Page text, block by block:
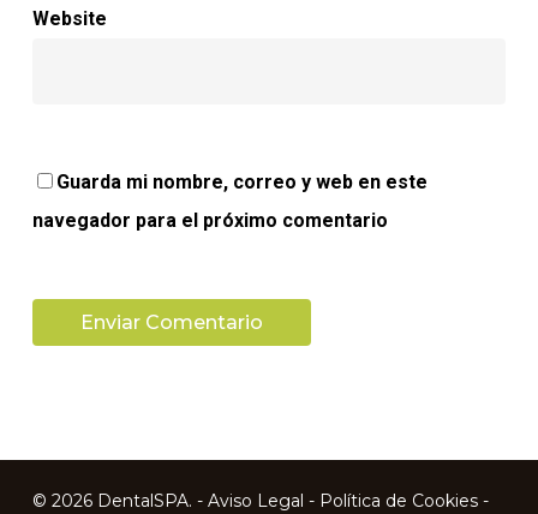
Website
Guarda mi nombre, correo y web en este
navegador para el próximo comentario
© 2026 DentalSPA. - Aviso Legal - Política de Cookies-